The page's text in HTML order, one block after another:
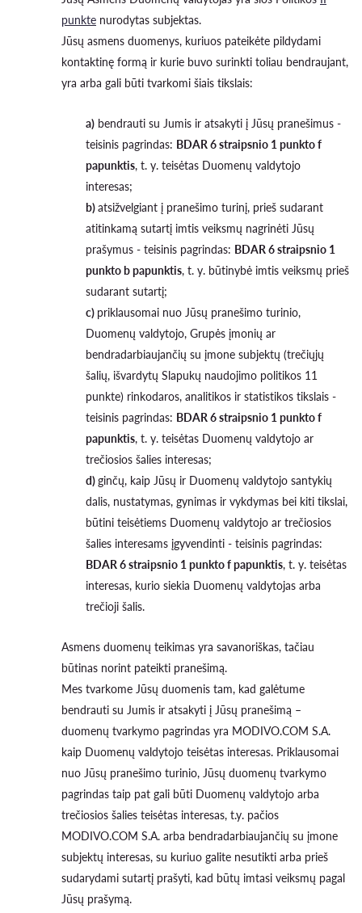
punkte nurodytas subjektas.
Jūsų asmens duomenys, kuriuos pateikėte pildydami
kontaktinę formą ir kurie buvo surinkti toliau bendraujant,
yra arba gali būti tvarkomi šiais tikslais:
a) bendrauti su Jumis ir atsakyti į Jūsų pranešimus -
teisinis pagrindas: BDAR 6 straipsnio 1 punkto f
papunktis, t. y. teisėtas Duomenų valdytojo
interesas;
b)atsižvelgiant į pranešimo turinį, prieš sudarant
atitinkamą sutartį imtis veiksmų nagrinėti Jūsų
prašymus - teisinis pagrindas: BDAR 6 straipsnio 1
punkto b papunktis, t. y. būtinybė imtis veiksmų prieš
sudarant sutartį;
c) priklausomai nuo Jūsų pranešimo turinio,
Duomenų valdytojo, Grupės įmonių ar
bendradarbiaujančių su įmone subjektų (trečiųjų
šalių, išvardytų Slapukų naudojimo politikos 11
punkte) rinkodaros, analitikos ir statistikos tikslais -
teisinis pagrindas: BDAR 6 straipsnio 1 punkto f
papunktis, t. y. teisėtas Duomenų valdytojo ar
trečiosios šalies interesas;
d)ginčų, kaip Jūsų ir Duomenų valdytojo santykių
dalis, nustatymas, gynimas ir vykdymas bei kiti tikslai,
būtini teisėtiems Duomenų valdytojo ar trečiosios
šalies interesams įgyvendinti - teisinis pagrindas:
BDAR 6 straipsnio 1 punkto f papunktis, t. y. teisėtas
interesas, kurio siekia Duomenų valdytojas arba
trečioji šalis.
Asmens duomenų teikimas yra savanoriškas, tačiau
būtinas norint pateikti pranešimą.
Mes tvarkome Jūsų duomenis tam, kad galėtume
bendrauti su Jumis ir atsakyti į Jūsų pranešimą –
duomenų tvarkymo pagrindas yra MODIVO.COM S.A.
kaip Duomenų valdytojo teisėtas interesas. Priklausomai
nuo Jūsų pranešimo turinio, Jūsų duomenų tvarkymo
pagrindas taip pat gali būti Duomenų valdytojo arba
trečiosios šalies teisėtas interesas, t.y. pačios
MODIVO.COM S.A. arba bendradarbiaujančių su įmone
subjektų interesas, su kuriuo galite nesutikti arba prieš
sudarydami sutartį prašyti, kad būtų imtasi veiksmų pagal
Jūsų prašymą.